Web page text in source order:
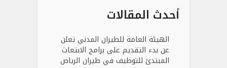
أحدث المقالات
الهيئة العامة للطيران المدني تعلن
عن بدء التقديم على برامج الابتعاث
المبتدئ للتوظيف في طيران الرياض